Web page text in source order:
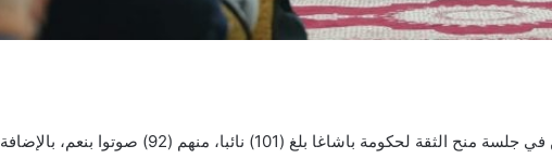
قال مجلس النواب إن عدد النواب الحاضرين في جلسة منح الثقة لحكومة باشاغا بلغ (101) نائبا، منهم (92) صوتوا بنعم، بالإضافة